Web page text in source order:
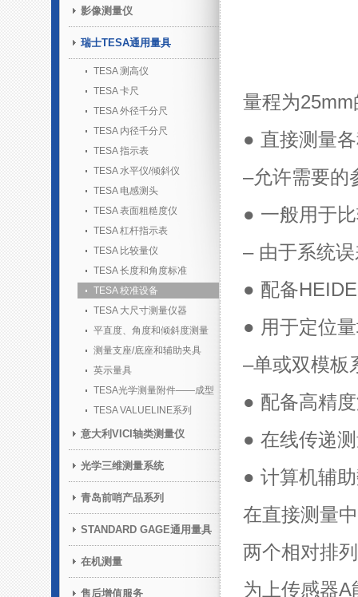
影像测量仪
瑞士TESA通用量具
TESA 测高仪
TESA 卡尺
TESA 外径千分尺
TESA 内径千分尺
TESA 指示表
TESA 水平仪/倾斜仪
TESA 电感测头
TESA 表面粗糙度仪
TESA 杠杆指示表
TESA 比较量仪
TESA 长度和角度标准
TESA 校准设备
TESA 大尺寸测量仪器
平直度、角度和倾斜度测量
测量支座/底座和辅助夹具
英示量具
TESA光学测量附件——成型
胶套装TESA VALUELINE系列
意大利VICI轴类测量仪
光学三维测量系统
青岛前哨产品系列
STANDARD GAGE通用量具
在机测量
售后增值服务
量程为
● 直接测量
–允许需要的
● 一般用于
– 由于系统
● 配备
● 用于定位
–单或双模板
● 配备高精
● 在线传递
● 计算机辅
在直接测量
两个相对排
为上传感器